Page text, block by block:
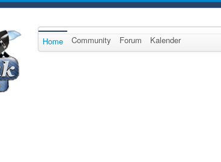
Home Community Forum Kalender